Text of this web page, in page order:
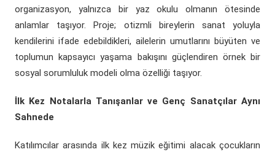
organizasyon, yalnızca bir yaz okulu olmanın ötesinde
anlamlar taşıyor. Proje; otizmli bireylerin sanat yoluyla
kendilerini ifade edebildikleri, ailelerin umutlarını büyüten ve
toplumun kapsayıcı yaşama bakışını güçlendiren örnek bir
sosyal sorumluluk modeli olma özelliği taşıyor.
İlk Kez Notalarla Tanışanlar ve Genç Sanatçılar Aynı
Sahnede
Katılımcılar arasında ilk kez müzik eğitimi alacak çocukların